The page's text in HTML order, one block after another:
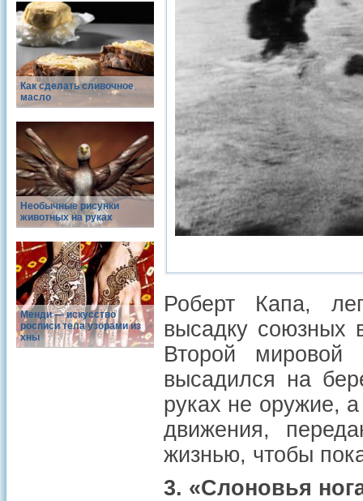
Как сделать сливочное
масло
Необычные рисунки
животных на руках
Менди — искусство
росписи тела узорами из
хны
Роберт Капа,
высадку союзных
Второй
высадился на
руках не оружие,
движения,
жизнью, чтобы
3. «Слоновья